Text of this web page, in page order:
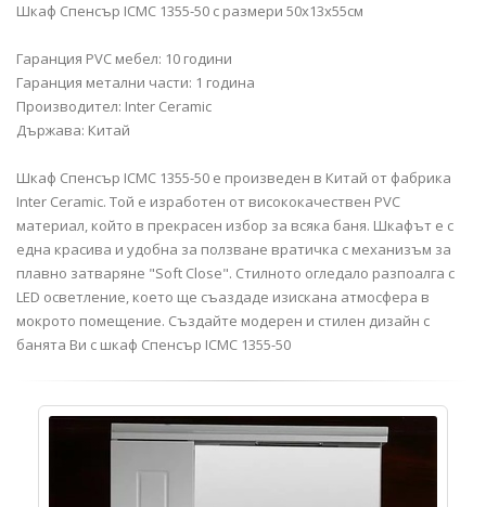
Шкаф Спенсър ICMC 1355-50 с размери 50х13х55см
Гаранция PVC мебел: 10 години
Гаранция метални части: 1 година
Производител: Inter Ceramic
Държава: Китай
Шкаф Спенсър ICMC 1355-50 е произведен в Китай от фабрика
Inter Ceramic. Той е изработен от висококачествен PVC
материал, който в прекрасен избор за всяка баня. Шкафът е с
една красива и удобна за ползване вратичка с механизъм за
плавно затваряне "Soft Close". Стилното огледало разпоалга с
LED осветление, което ще съаздаде изискана атмосфера в
мокрото помещение. Създайте модерен и стилен дизайн с
банята Ви с шкаф Спенсър ICMC 1355-50